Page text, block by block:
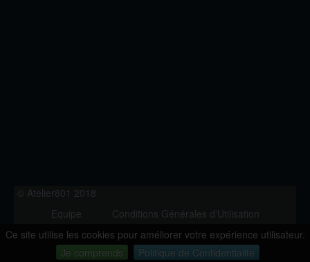
Ce site utilise les cookies pour améliorer votre expérience utilisateur.
Je comprends
Politique de Confidentialité
© Atelier801 2018
Equipe
Conditions Générales d'Utilisation
Politique de Confidentialité
Contact
Version 1.27